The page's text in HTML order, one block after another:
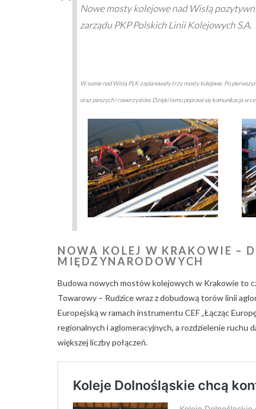
Nowe mosty kolejowe nad Wisłą
zarządu PKP Polskich Linii Kolejowych S.A.
W sumie nad Wisłą PLK zaplanowały trzy mosty kolejowe. Po
oraz pieszych i rowerzystów. Dzięki temu poprawi się komunikacja w
NOWA KOLEJ W KRAKOWIE –
MIĘDZYNARODOWYCH
Budowa nowych mostów kolejowych w Krakowie to
Towarowy – Rudzice wraz z dobudową torów linii
Europejską w ramach instrumentu CEF „Łącząc
regionalnych i aglomeracyjnych, a rozdzielenie ruchu
większej liczby połączeń.